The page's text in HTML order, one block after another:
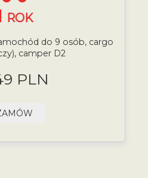
ROK
do 9 osób, cargo
camper D2
PLN